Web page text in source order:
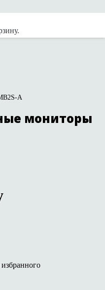
A
мониторы